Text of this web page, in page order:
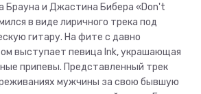
Брауна и Джастина Бибера «Don't
в виде лиричного трека под
гитару. На фите с давно
выступает певица Ink, украшающая
припевы. Представленный трек
мужчины за свою бывшую